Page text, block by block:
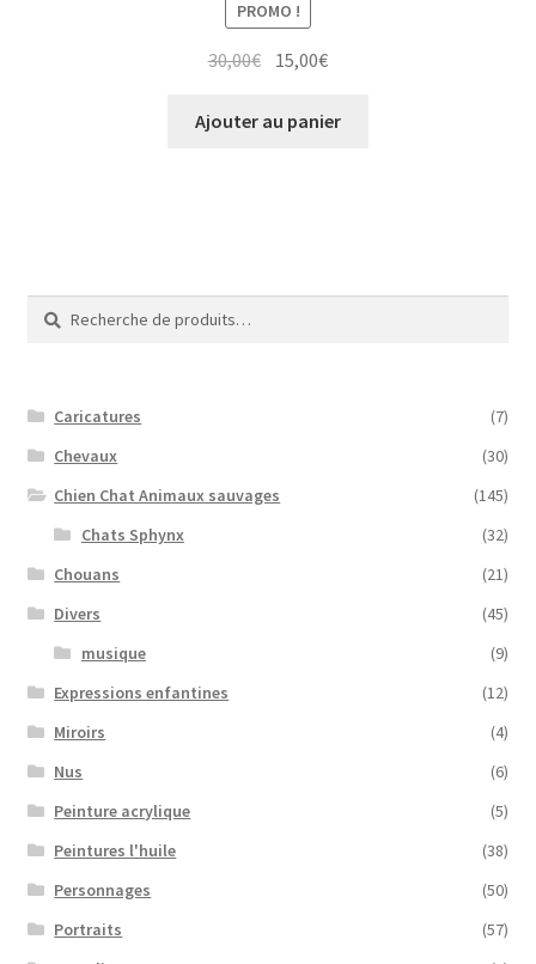
PROMO !
30,00€ Le
initial
15,00€Le
actuel
Ajouter au panier
Recherche
pour :
Recherche
Caricatures
(7)
Chevaux
(30)
Chien Chat Animaux sauvages
(145)
Chats Sphynx
(32)
Chouans
(21)
Divers
(45)
musique
(9)
Expressions enfantines
(12)
Miroirs
(4)
Nus
(6)
Peinture acrylique
(5)
Peintures l'huile
(38)
Personnages
(50)
Portraits
(57)